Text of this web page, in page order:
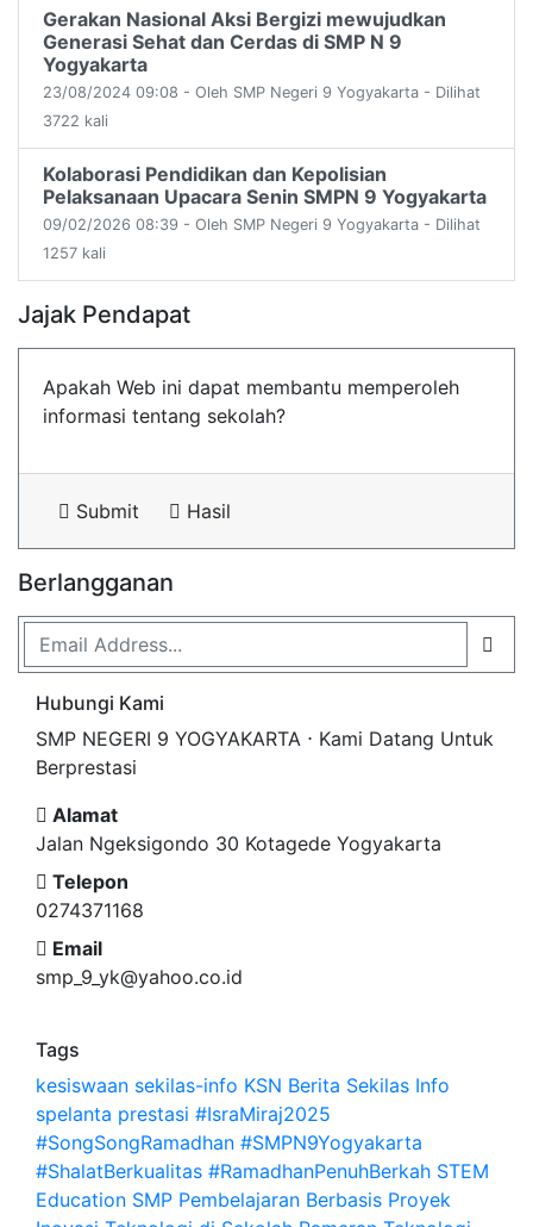
Gerakan Nasional Aksi Bergizi mewujudkan
Generasi Sehat dan Cerdas di SMP N 9
Yogyakarta
23/08/2024 09:08 - Oleh SMP Negeri 9 Yogyakarta - Dilihat
3722 kali
Kolaborasi Pendidikan dan Kepolisian
Pelaksanaan Upacara Senin SMPN 9 Yogyakarta
09/02/2026 08:39 - Oleh SMP Negeri 9 Yogyakarta - Dilihat
1257 kali
Jajak Pendapat
Apakah Web ini dapat membantu memperoleh
informasi tentang sekolah?
Submit Hasil
Berlangganan
Hubungi Kami
SMP NEGERI 9 YOGYAKARTA ⋅ Kami Datang Untuk
Berprestasi
Alamat
Jalan Ngeksigondo 30 Kotagede Yogyakarta
Telepon
0274371168
Email
smp_9_yk@yahoo.co.id
Tags
kesiswaan sekilas-info KSN Berita Sekilas Info
spelanta prestasi #IsraMiraj2025
#SongSongRamadhan #SMPN9Yogyakarta
#ShalatBerkualitas #RamadhanPenuhBerkah STEM
Education SMP Pembelajaran Berbasis Proyek